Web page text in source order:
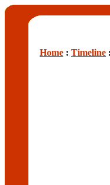
Home : Timeline :